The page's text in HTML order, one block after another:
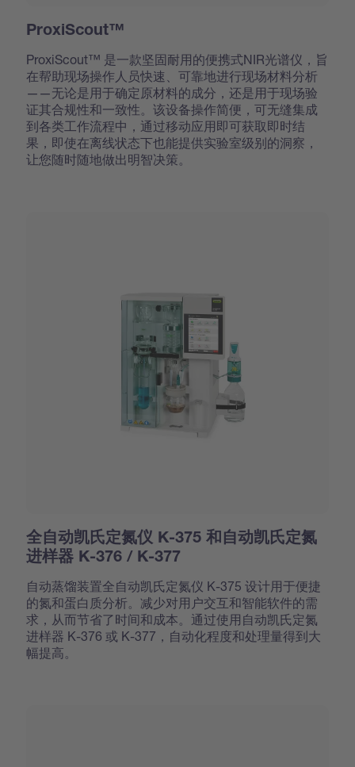
ProxiScout™
ProxiScout™ 是一款坚固耐用的便携式NIR光谱仪，旨
在帮助现场操作人员快速、可靠地进行现场材料分析
——无论是用于确定原材料的成分，还是用于现场验
证其合规性和一致性。该设备操作简便，可无缝集成
到各类工作流程中，通过移动应用即可获取即时结
果，即使在离线状态下也能提供实验室级别的洞察，
让您随时随地做出明智决策。
全自动凯氏定氮仪 K-375 和自动凯氏定氮
进样器 K-376 / K-377
自动蒸馏装置全自动凯氏定氮仪 K-375 设计用于便捷
的氮和蛋白质分析。减少对用户交互和智能软件的需
求，从而节省了时间和成本。通过使用自动凯氏定氮
进样器 K-376 或 K-377，自动化程度和处理量得到大
幅提高。